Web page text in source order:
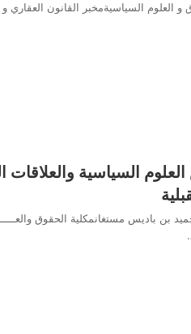
العلوم السياسيةمخبر القانون العقاري
السياسية والعلاقات
بن باديس مستغانمكلية الحقوق